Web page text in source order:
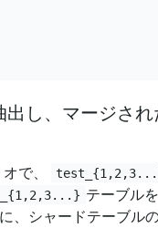
し、マージさ
で、
テーブルを
、シャードテーブル